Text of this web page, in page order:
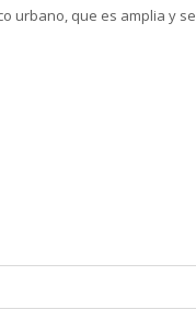
urbano, que es amplia y